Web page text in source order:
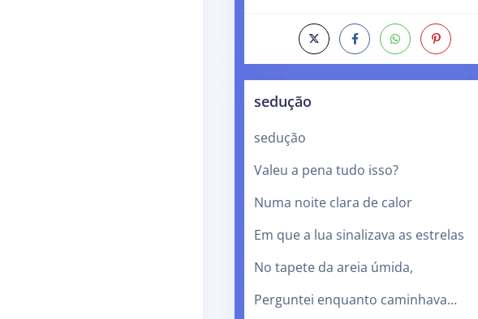
sedução
sedução
Valeu a pena tudo isso?
Numa noite clara de calor
Em que a lua sinalizava as estrelas
No tapete da areia úmida,
Perguntei enquanto caminhava…